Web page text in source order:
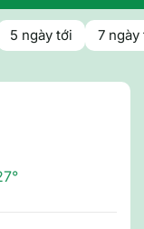
5 ngày tới 7 ngày